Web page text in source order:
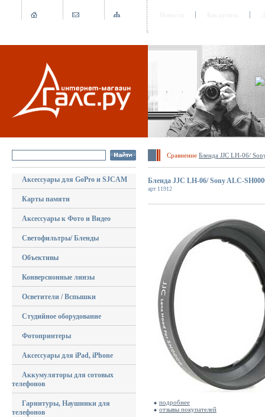
Сравнение Бленда JJC LH-06/
Аксессуары для GoPro и SJCAM
Карты памяти
Аксессуары к Фото и Видео
Светофильтры/ Бленды
Объективы
Конверсионные линзы
Осветители / Вспышки
Студийное оборудование
Фотопринтеры
Аксессуары для iPad, iPhone
Аккумуляторы для сотовых
телефонов
Гарнитуры, Наушники для
телефонов
Бленда JJC LH-06/ Sony ALC-
арт 11912
подробнее
отзывы покупателей